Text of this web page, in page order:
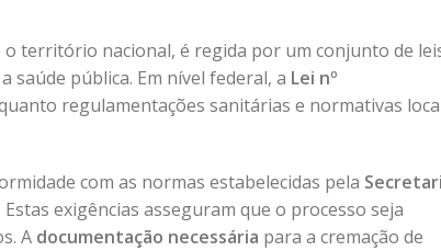
o território nacional, é regida por um conjunto de
saúde pública. Em nível federal, a Lei nº
regulamentações sanitárias e normativas
com as normas estabelecidas pela
exigências asseguram que o processo seja
A documentação necessária para a cremação de